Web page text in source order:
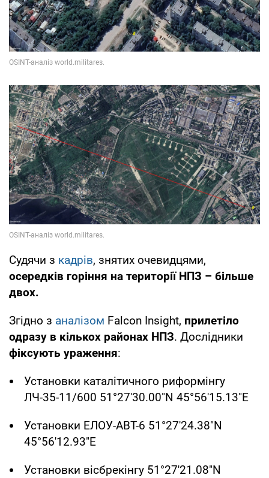
Судячи з кадрів, знятих очевидцями,
осередків горіння на території НПЗ – більше
двох.
Згідно з аналізом Falcon Insight, прилетіло
одразу в кількох районах НПЗ. Дослідники
фіксують ураження:
Установки каталітичного риформінгу
ЛЧ-35-11/600 51°27'30.00"N 45°56'15.13"E
Установки ЕЛОУ-АВT-6 51°27'24.38"N
45°56'12.93"E
Установки вісбрекінгу 51°27'21.08"N